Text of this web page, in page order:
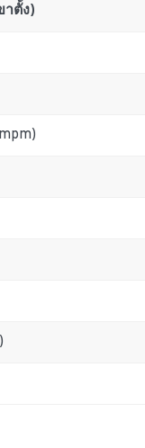
าตั้ง)